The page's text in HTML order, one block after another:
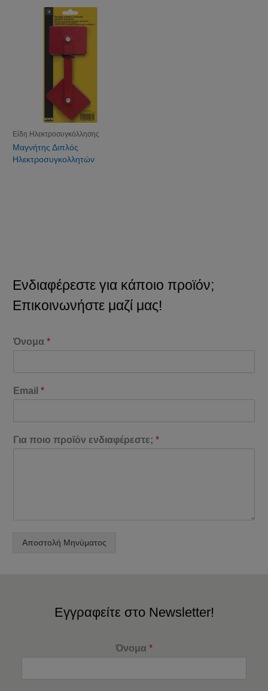
Είδη Ηλεκτροσυγκόλλησης
Μαγνήτης Διπλός
Ηλεκτροσυγκολλητών
Ενδιαφέρεστε για κάποιο προϊόν;
Επικοινωνήστε μαζί μας!
Όνομα*
Email*
Για ποιο προϊόν ενδιαφέρεστε;*
Αποστολή Μηνύματος
Εγγραφείτε στο Newsletter!
Όνομα *